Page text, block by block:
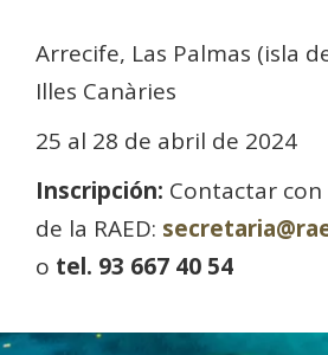
Arrecife, Las Palmas (isla
Illes Canàries
25 al 28 de abril de 2024
Inscripción: Contactar con
de la RAED:
o tel. 93 667 40 54